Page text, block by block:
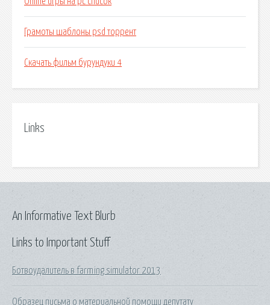
Грамоты шаблоны psd торрент
Скачать фильм бурундуки 4
Links
Links to Important Stuff
Ботвоудалитель в farming simulator 2013
Образец письма о материальной помощи депутату
An Informative Text Blurb